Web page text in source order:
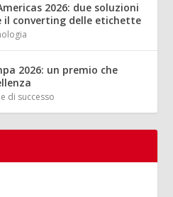
2026: due soluzioni
il converting delle etichette
2026: un premio che
di successo